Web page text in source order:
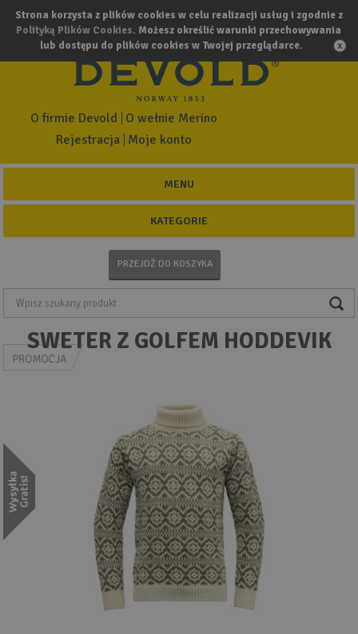
Strona korzysta z plików cookies w celu realizacji usług i zgodnie z
Polityką Plików Cookies. Możesz określić warunki przechowywania
lub dostępu do plików cookies w Twojej przeglądarce.
Rejestracja Moje konto
O firmie Devold O wełnie Merino
MENU
KATEGORIE
PRZEJDŹ DO KOSZYKA
SWETER Z GOLFEM HODDEVIK